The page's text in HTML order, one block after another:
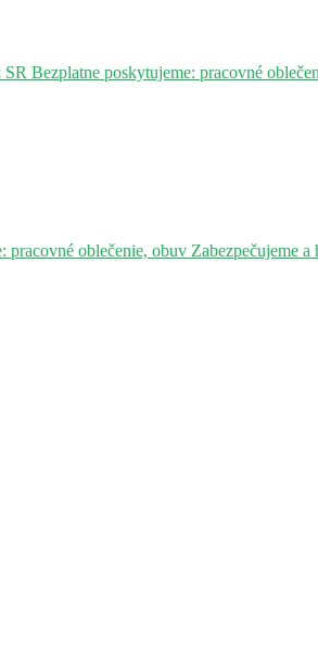
Bezplatne poskytujeme: pracovné
oblečenie, obuv Zabezpečujeme